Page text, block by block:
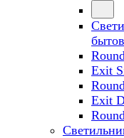
Exit
Exit